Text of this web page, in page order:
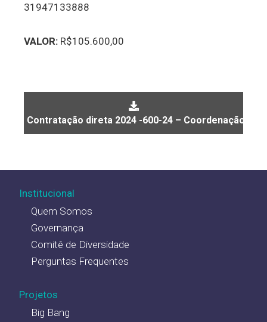
31947133888
VALOR: R$105.600,00
Contratação direta 2024 -600-24 – Coordenação
Institucional
Quem Somos
Governança
Comitê de Diversidade
Perguntas Frequentes
Projetos
Big Bang